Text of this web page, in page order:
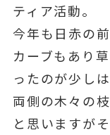
ティア活動。
今年も日赤の
カーブもあり
ったのが少し
両側の木々の
と思いますが